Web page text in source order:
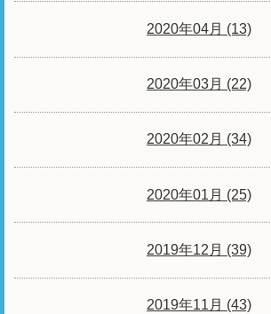
2020年04月 (13)
2020年03月 (22)
2020年02月 (34)
2020年01月 (25)
2019年12月 (39)
2019年11月 (43)